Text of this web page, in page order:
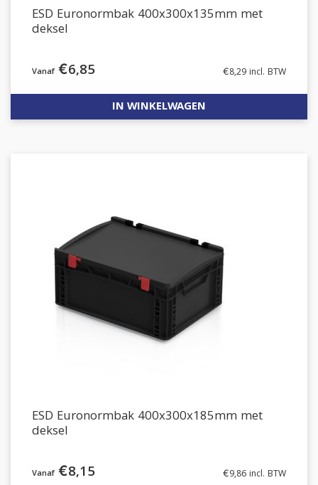
ESD Euronormbak 400x300x135mm met
deksel
€6,85 €8,29 incl. BTW
IN WINKELWAGEN
ESD Euronormbak 400x300x185mm met
deksel
€8,15 €9,86 incl. BTW